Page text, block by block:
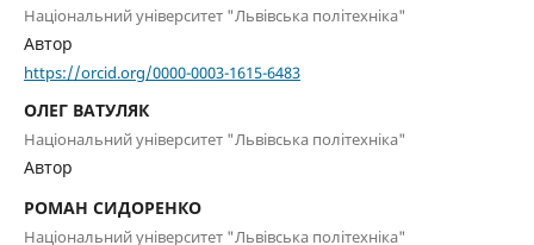
Національний університет "Львівська політехніка"
Автор
https://orcid.org/0000-0003-1615-6483
ОЛЕГ ВАТУЛЯК
Національний університет "Львівська політехніка"
Автор
РОМАН СИДОРЕНКО
Національний університет "Львівська політехніка"